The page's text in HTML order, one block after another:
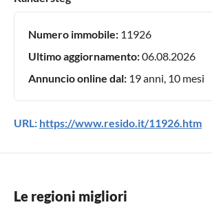
Numero immobile: 11926
Ultimo aggiornamento:06.08.2026
Annuncio online dal: 19 anni, 10 mesi
URL: https://www.resido.it/11926.htm
Le regioni migliori